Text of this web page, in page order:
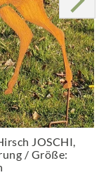
JOSCHI,
/ Größe: